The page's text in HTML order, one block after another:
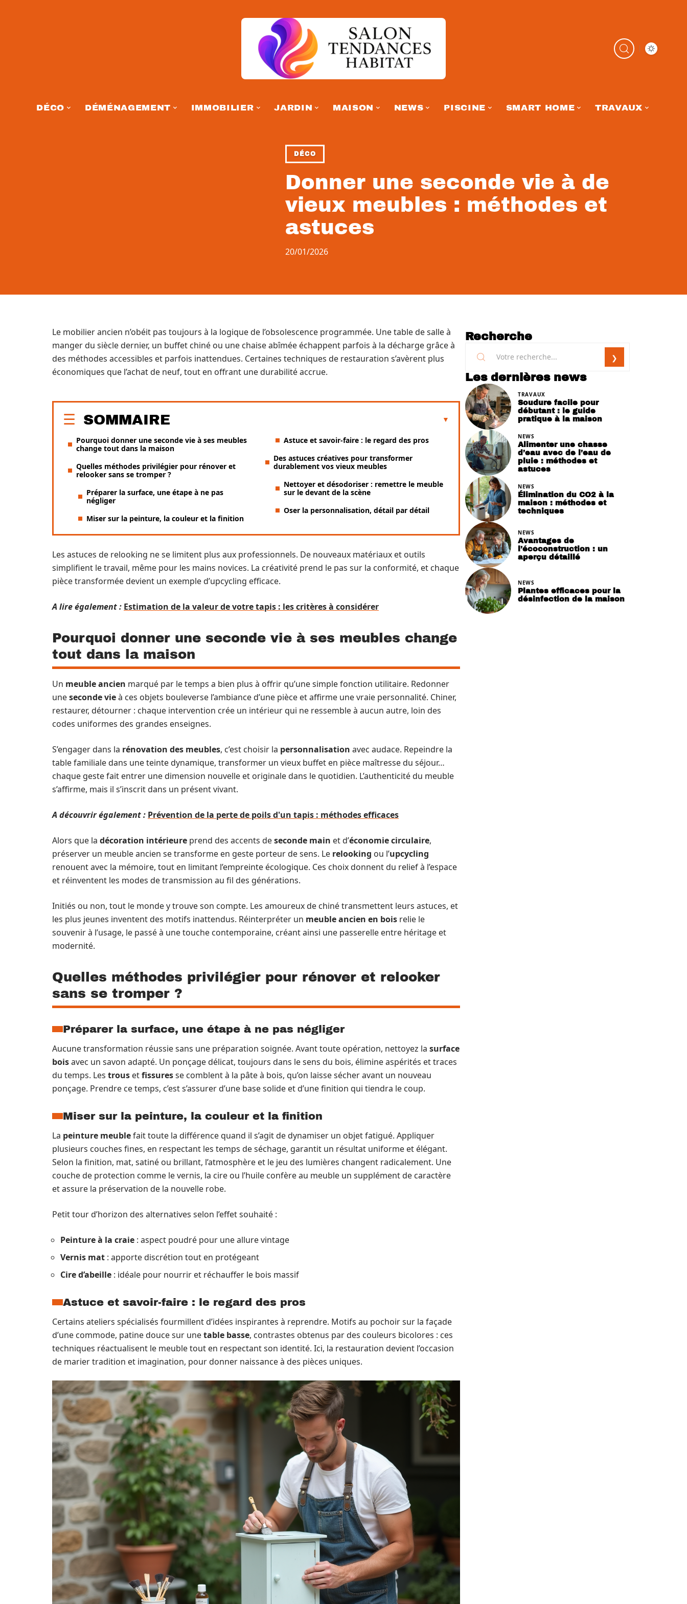
DÉCO DÉMÉNAGEMENT IMMOBILIER JARDIN MAISON NEWS PISCINE SMART HOME TRAVAUX
DÉCO
Donner une seconde vie à de
vieux meubles : méthodes et
astuces
20/01/2026
Le mobilier ancien n’obéit pas toujours à la logique de l’obsolescence programmée. Une table de salle à
manger du siècle dernier, un buffet chiné ou une chaise abîmée échappent parfois à la décharge grâce à
des méthodes accessibles et parfois inattendues. Certaines techniques de restauration s’avèrent plus
économiques que l’achat de neuf, tout en offrant une durabilité accrue.
SOMMAIRE
Pourquoi donner une seconde vie à ses meubles
change tout dans la maison
Quelles méthodes privilégier pour rénover et
relooker sans se tromper ?
Préparer la surface, une étape à ne pas
négliger
Miser sur la peinture, la couleur et la finition
Astuce et savoir-faire : le regard des pros
Des astuces créatives pour transformer
durablement vos vieux meubles
Nettoyer et désodoriser : remettre le meuble
sur le devant de la scène
Oser la personnalisation, détail par détail
Les astuces de relooking ne se limitent plus aux professionnels. De nouveaux matériaux et outils
simplifient le travail, même pour les mains novices. La créativité prend le pas sur la conformité, et chaque
pièce transformée devient un exemple d’upcycling efficace.
A lire également : Estimation de la valeur de votre tapis : les critères à considérer
Pourquoi donner une seconde vie à ses meubles change
tout dans la maison
Un meuble ancien marqué par le temps a bien plus à offrir qu’une simple fonction utilitaire. Redonner
uneseconde vieà ces objets bouleverse l’ambiance d’une pièce et affirme une vraie personnalité. Chiner,
restaurer, détourner : chaque intervention crée un intérieur qui ne ressemble à aucun autre, loin des
codes uniformes des grandes enseignes.
S’engager dans la rénovation des meubles, c’est choisir la personnalisation avec audace. Repeindre la
table familiale dans une teinte dynamique, transformer un vieux buffet en pièce maîtresse du séjour…
chaque geste fait entrer une dimension nouvelle et originale dans le quotidien. L’authenticité du meuble
s’affirme, mais il s’inscrit dans un présent vivant.
A découvrir également : Prévention de la perte de poils d'un tapis : méthodes efficaces
Alors que la décoration intérieure prend des accents deseconde main et d’économie circulaire,
préserver un meuble ancien se transforme en geste porteur de sens. Le relooking ou l’upcycling
renouent avec la mémoire, tout en limitant l’empreinte écologique. Ces choix donnent du relief à l’espace
et réinventent les modes de transmission au fil des générations.
Initiés ou non, tout le monde y trouve son compte. Les amoureux de chiné transmettent leurs astuces, et
les plus jeunes inventent des motifs inattendus. Réinterpréter un meuble ancien en bois relie le
souvenir à l’usage, le passé à une touche contemporaine, créant ainsi une passerelle entre héritage et
modernité.
Quelles méthodes privilégier pour rénover et relooker
sans se tromper ?
Préparer la surface, une étape à ne pas négliger
Aucune transformation réussie sans une préparation soignée. Avant toute opération, nettoyez la surface
boisavec un savon adapté. Un ponçage délicat, toujours dans le sens du bois, élimine aspérités et traces
du temps. Les trous etfissuresse comblent à la pâte à bois, qu’on laisse sécher avant un nouveau
ponçage. Prendre ce temps, c’est s’assurer d’une base solide et d’une finition qui tiendra le coup.
Miser sur la peinture, la couleur et la finition
La peinture meublefait toute la différence quand il s’agit de dynamiser un objet fatigué. Appliquer
plusieurs couches fines, en respectant les temps de séchage, garantit un résultat uniforme et élégant.
Selon la finition, mat, satiné ou brillant, l’atmosphère et le jeu des lumières changent radicalement. Une
couche de protection comme le vernis, la cire ou l’huile confère au meuble un supplément de caractère
et assure la préservation de la nouvelle robe.
Petit tour d’horizon des alternatives selon l’effet souhaité :
Peinture à la craie : aspect poudré pour une allure vintage
Vernis mat : apporte discrétion tout en protégeant
Cire d’abeille : idéale pour nourrir et réchauffer le bois massif
Astuce et savoir-faire : le regard des pros
Certains ateliers spécialisés fourmillent d’idées inspirantes à reprendre. Motifs au pochoir sur la façade
d’une commode, patine douce sur unetable basse, contrastes obtenus par des couleurs bicolores : ces
techniques réactualisent le meuble tout en respectant son identité. Ici, la restauration devient l’occasion
de marier tradition et imagination, pour donner naissance à des pièces uniques.
Recherche
Les dernières news
TRAVAUX
Soudure facile pour
débutant : le guide
pratique à la maison
NEWS
Alimenter une chasse
d’eau avec de l’eau de
pluie : méthodes et
astuces
NEWS
Élimination du CO2 à la
maison : méthodes et
techniques
NEWS
Avantages de
l’écoconstruction : un
aperçu détaillé
NEWS
Plantes efficaces pour la
désinfection de la maison